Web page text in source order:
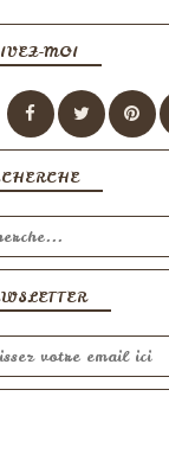
MOI